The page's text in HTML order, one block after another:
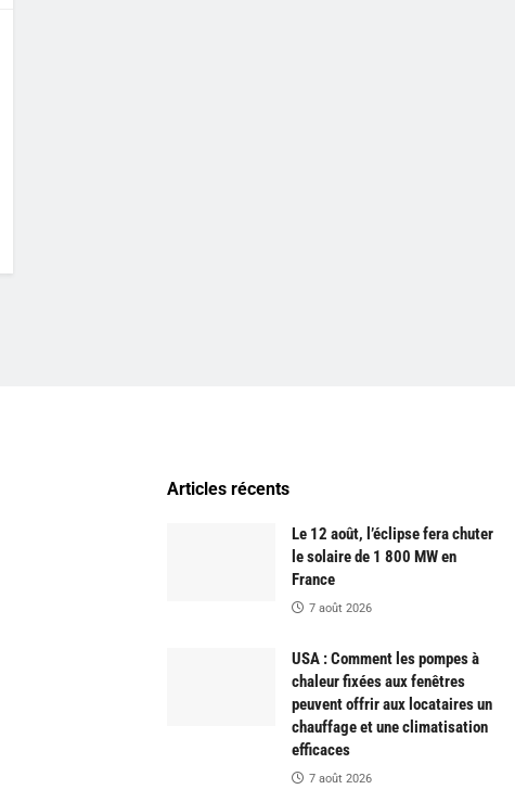
Articles récents
Le 12 août, l’éclipse fera chuter
le solaire de 1 800 MW en
France
7 août 2026
USA : Comment les pompes à
chaleur fixées aux fenêtres
peuvent offrir aux locataires un
chauffage et une climatisation
efficaces
7 août 2026